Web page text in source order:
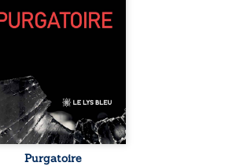
chaque texte
une porte sur
inattendue sur
le chemin de la vie. ...
Purgatoire